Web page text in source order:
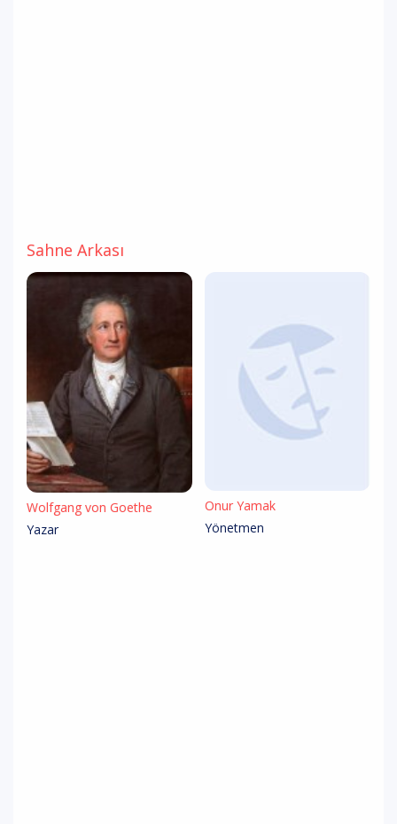
Sahne Arkası
Wolfgang von Goethe
Yazar
Onur Yamak
Yönetmen